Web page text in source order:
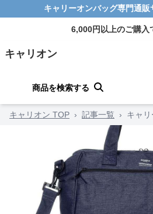
キャリーオンバッグ専門通
6,000円以上のご購入
キャリオン
商品を検索する
キャリオン TOP › 記事一覧 › キャ